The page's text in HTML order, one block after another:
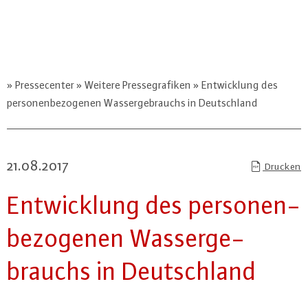
Pressecenter Weitere Pressegrafiken
Entwicklung des
personenbezogenen Wassergebrauchs in Deutschland
21.08.2017 Drucken
Ent­wick­lung des per­so­nen­
be­zo­ge­nen Was­ser­ge­
brauchs in Deutsch­land